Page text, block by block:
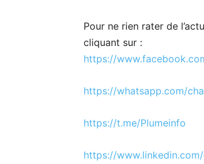
Pour ne rien rater de
cliquant sur :
https://www.
https://whatsapp.com/
https://t.me/Plumeinfo
https://www.linkedin.com/